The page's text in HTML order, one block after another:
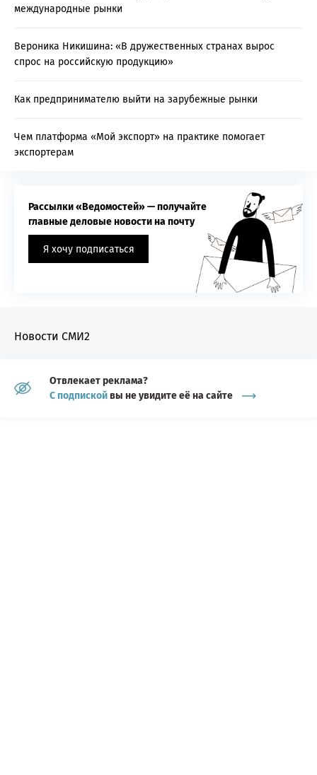
международные рынки
Вероника Никишина: «В дружественных странах вырос
спрос на российскую продукцию»
Как предпринимателю выйти на зарубежные рынки
Чем платформа «Мой экспорт» на практике помогает
экспортерам
Рассылки «Ведомостей» — получайте
главные деловые новости на почту
Я хочу подписаться
Новости СМИ2
Отвлекает реклама?
С подпискойвы не увидите её на сайте